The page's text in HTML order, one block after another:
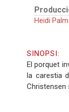
Heidi
SINOPSI:
El porquet
la carestia
Christensen